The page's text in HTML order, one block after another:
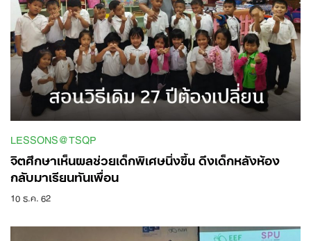
LESSONS@TSQP
จิตศึกษาเห็นผลช่วยเด็กพิเศษนิ่งขึ้น ดึงเด็กหลังห้อง
กลับมาเรียนทันเพื่อน
10 ธ.ค. 62